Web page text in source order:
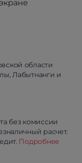
области
Лабытнанги и
без комиссии
расчет.
Подробнее